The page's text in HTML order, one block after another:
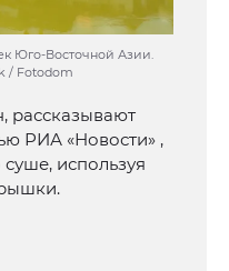
Юго-Восточной Азии.
/ Fotodom
рассказывают
РИА «Новости» ,
используя